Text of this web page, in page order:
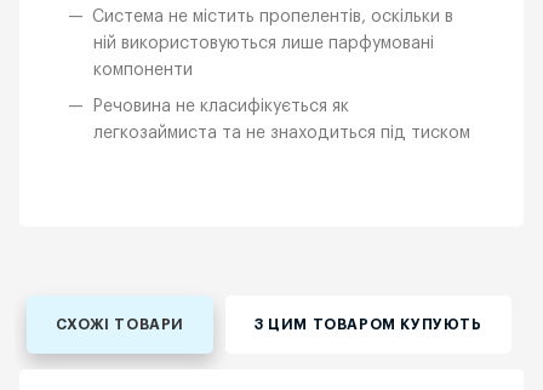
Система не містить пропелентів, оскільки в
ній використовуються лише парфумовані
компоненти
Речовина не класифікується як
легкозаймиста та не знаходиться під тиском
СХОЖІ ТОВАРИ З ЦИМ ТОВАРОМ КУПУЮТЬ